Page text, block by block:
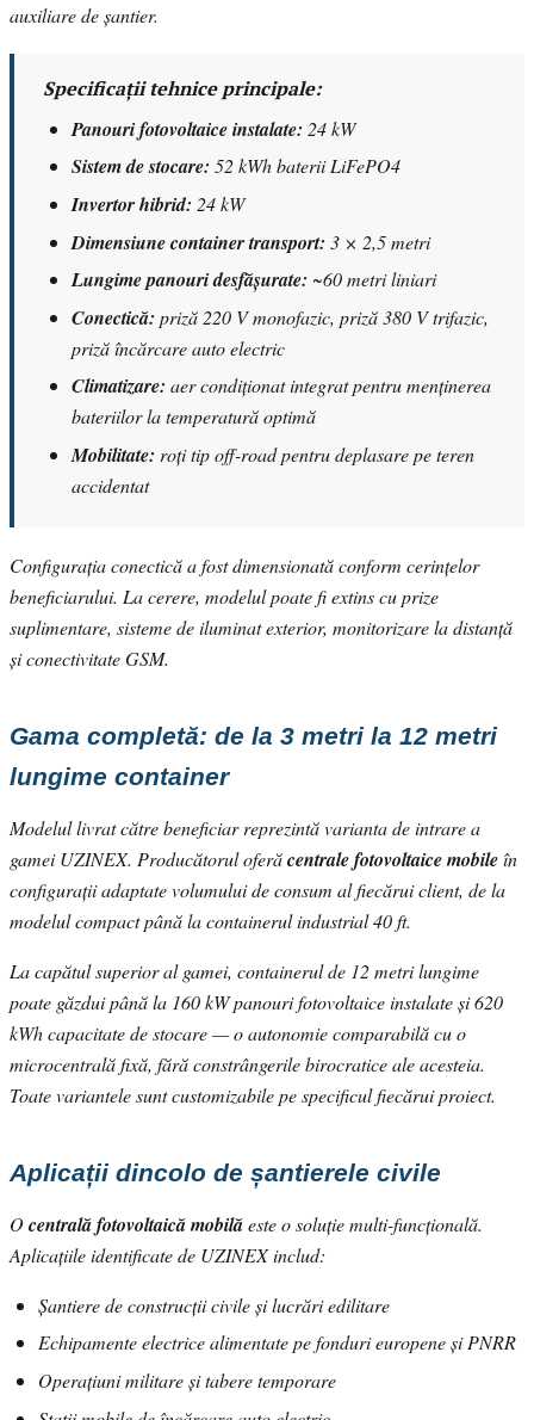
auxiliare de șantier.
Specificații tehnice principale:
Panouri fotovoltaice instalate: 24 kW
Sistem de stocare: 52 kWh baterii LiFePO4
Invertor hibrid: 24 kW
Dimensiune container transport: 3 × 2,5 metri
Lungime panouri desfășurate: ~60 metri liniari
Conectică: priză 220 V monofazic, priză 380 V trifazic,
priză încărcare auto electric
Climatizare: aer condiționat integrat pentru menținerea
bateriilor la temperatură optimă
Mobilitate: roți tip off-road pentru deplasare pe teren
accidentat
Configurația conectică a fost dimensionată conform cerințelor
beneficiarului. La cerere, modelul poate fi extins cu prize
suplimentare, sisteme de iluminat exterior, monitorizare la distanță
și conectivitate GSM.
Gama completă: de la 3 metri la 12 metri
lungime container
Modelul livrat către beneficiar reprezintă varianta de intrare a
gamei UZINEX. Producătorul oferăcentrale fotovoltaice mobileîn
configurații adaptate volumului de consum al fiecărui client, de la
modelul compact până la containerul industrial 40 ft.
La capătul superior al gamei, containerul de 12 metri lungime
poate găzdui până la 160 kW panouri fotovoltaice instalate și 620
kWh capacitate de stocare — o autonomie comparabilă cu o
microcentrală fixă, fără constrângerile birocratice ale acesteia.
Toate variantele sunt customizabile pe specificul fiecărui proiect.
Aplicații dincolo de șantierele civile
Ocentrală fotovoltaică mobilăeste o soluție multi-funcțională.
Aplicațiile identificate de UZINEX includ:
Șantiere de construcții civile și lucrări edilitare
Echipamente electrice alimentate pe fonduri europene și PNRR
Operațiuni militare și tabere temporare